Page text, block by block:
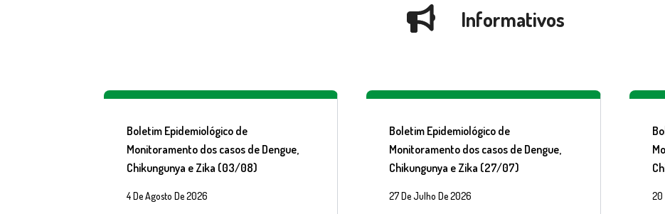
Informativos
Boletim Epidemiológico de
Monitoramento dos casos de Dengue,
Chikungunya e Zika (03/08)
4 De Agosto De 2026
Boletim Epidemiológico de
Monitoramento dos casos de Dengue,
Chikungunya e Zika (27/07)
27 De Julho De 2026 20